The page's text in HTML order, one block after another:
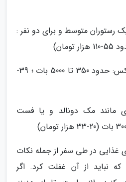
متوسط و برای دو نفر :
صرف غذا در رستورانی لوکس: حدود 350 تا 5000 بات ؛ 39-
مانند مک دونالد و یا فست
غذایی در طی سفر از جمله نکات
نباید از آن غفلت کرد. اگر